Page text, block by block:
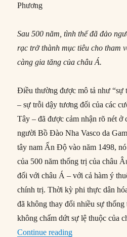
Phương
Sau 500 năm, tình thế đã đảo
rạc trở thành mục tiêu cho tham
càng gia tăng của châu Á.
Điều thường được mô tả như “sự
– sự trỗi dậy tương đối của các
Tây – đã được cảm nhận rõ nét
người Bồ Đào Nha Vasco da
tây nam Ấn Độ vào năm 1498,
của 500 năm thống trị của châu
đối với châu Á – với cả hàm ý
chính trị. Thời kỳ phi thực dân
đã không thay đổi nhiều sự
không chấm dứt sự lệ thuộc của
Continue reading“Tại sao các